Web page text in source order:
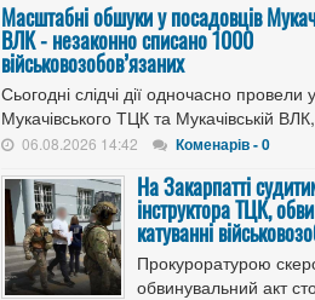
Масштабні обшуки у посадовців
ВЛК - незаконно списано 1000
військовозобов’язаних
Сьогодні слідчі дії одночасно провели
Мукачівського ТЦК та Мукачівській
06.08.2026 14:42 Коменарів - 0
На Закарпатті
інструктора ТЦК,
катуванні
Прокуроратурою
обвинувальний акт